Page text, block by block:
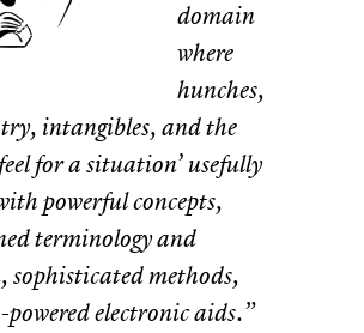
domain
where
hunches,
intangibles, and the
for a situation’ usefully
powerful concepts,
terminology and
methods,
electronic aids.”